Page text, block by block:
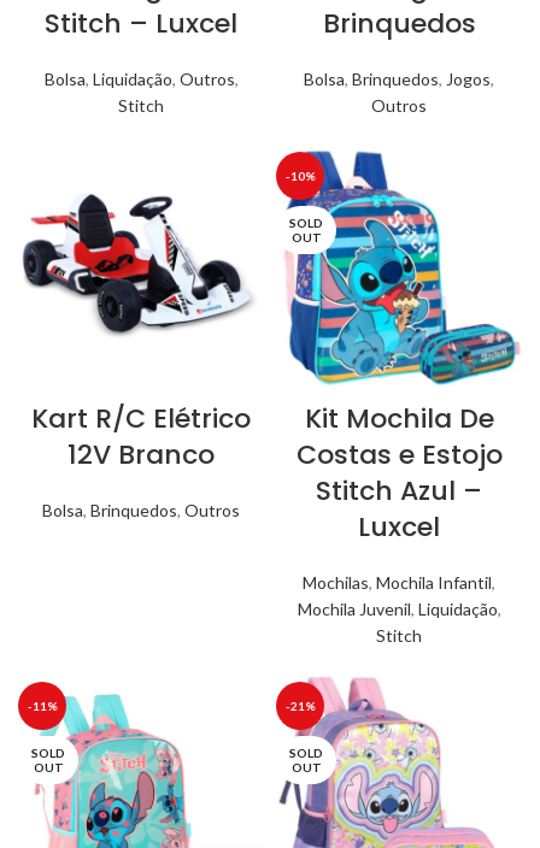
Stitch – Luxcel
Bolsa, Liquidação, Outros,
Stitch
Brinquedos
Bolsa, Brinquedos, Jogos,
Outros
Kart R/C Elétrico
12V Branco
Bolsa, Brinquedos, Outros
-10%
SOLD
OUT
Kit Mochila De
Costas e Estojo
Stitch Azul –
Luxcel
Mochilas, Mochila Infantil,
Mochila Juvenil, Liquidação,
Stitch
-11%
SOLD
OUT
-21%
SOLD
OUT